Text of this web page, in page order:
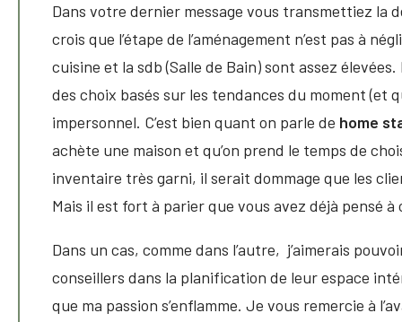
Dans votre dernier message vous transmettiez la
crois que l’étape de l’aménagement n’est pas à
cuisine et la sdb (Salle de Bain) sont assez
des choix basés sur les tendances du moment (et
impersonnel. C’est bien quant on parle de home
achète une maison et qu’on prend le temps de
inventaire très garni, il serait dommage que les
Mais il est fort à parier que vous avez déjà pensé à
Dans un cas, comme dans l’autre, j’aimerais
conseillers dans la planification de leur espace
que ma passion s’enflamme. Je vous remercie à